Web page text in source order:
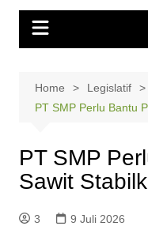
Home Legislatif
PT SMP Perlu Bantu
PT SMP
Sawit
3 9 Juli 2026